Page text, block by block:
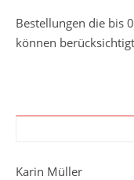
Bestellungen die bis
können
Karin Müller